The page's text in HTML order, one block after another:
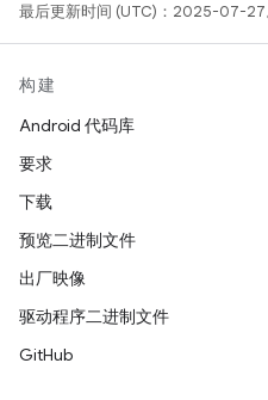
最后更新时间 (UTC)：2025-07-27
构建
Android 代码库
要求
下载
预览二进制文件
出厂映像
驱动程序二进制文件
GitHub